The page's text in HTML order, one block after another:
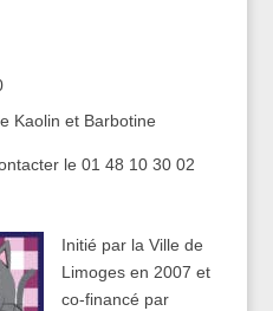
Kaolin et Barbotine
le 01 48 10 30 02
Initié par la Ville de
Limoges en 2007 et
co-financé par